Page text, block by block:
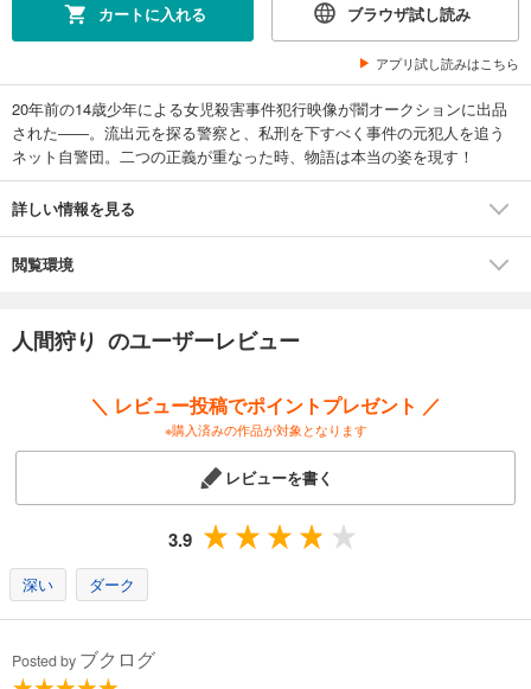
カートに入れる ブラウザ試し読み
アプリ試し読みはこちら
20年前の14歳少年による女児殺害事件犯行映像が闇オークションに出品
された――。流出元を探る警察と、私刑を下すべく事件の元犯人を追う
ネット自警団。二つの正義が重なった時、物語は本当の姿を現す！
詳しい情報を見る
閲覧環境
人間狩り のユーザーレビュー
＼ レビュー投稿でポイントプレゼント ／
※購入済みの作品が対象となります
レビューを書く
3.9
深い ダーク
Posted by ブクログ